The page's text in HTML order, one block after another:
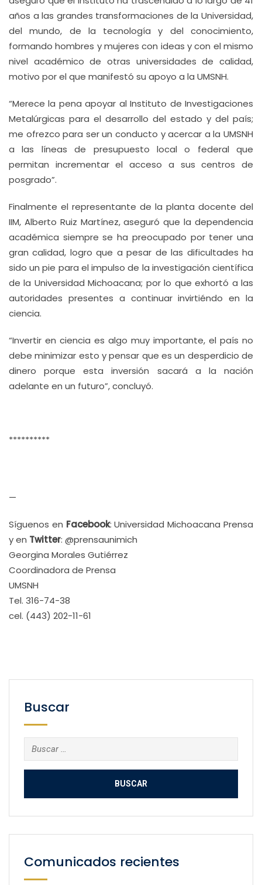
años a las grandes transformaciones de la Universidad,
del mundo, de la tecnología y del conocimiento,
formando hombres y mujeres con ideas y con el mismo
nivel académico de otras universidades de calidad,
motivo por el que manifestó su apoyo a la UMSNH.
“Merece la pena apoyar al Instituto de Investigaciones
Metalúrgicas para el desarrollo del estado y del país;
me ofrezco para ser un conducto y acercar a la UMSNH
a las líneas de presupuesto local o federal que
permitan incrementar el acceso a sus centros de
posgrado”.
Finalmente el representante de la planta docente del
IIM, Alberto Ruiz Martínez, aseguró que la dependencia
académica siempre se ha preocupado por tener una
gran calidad, logro que a pesar de las dificultades ha
sido un pie para el impulso de la investigación científica
de la Universidad Michoacana; por lo que exhortó a las
autoridades presentes a continuar invirtiéndo en la
ciencia.
“Invertir en ciencia es algo muy importante, el país no
debe minimizar esto y pensar que es un desperdicio de
dinero porque esta inversión sacará a la nación
adelante en un futuro”, concluyó.
**********
—
Síguenos en Facebook: Universidad Michoacana Prensa
y en Twitter: @prensaunimich
Georgina Morales Gutiérrez
Coordinadora de Prensa
UMSNH
Tel. 316-74-38
cel. (443) 202-11-61
Buscar
Buscar:
Comunicados recientes